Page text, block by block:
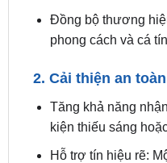
Đồng bộ thương
phong cách và cá
2. Cải thiện an
Tăng khả năng
kiện thiếu sáng
Hỗ trợ tín hiệu rẽ: